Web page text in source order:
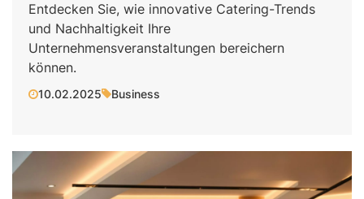
Entdecken Sie, wie innovative Catering-Trends
und Nachhaltigkeit Ihre
Unternehmensveranstaltungen bereichern
können.
10.02.2025 Business